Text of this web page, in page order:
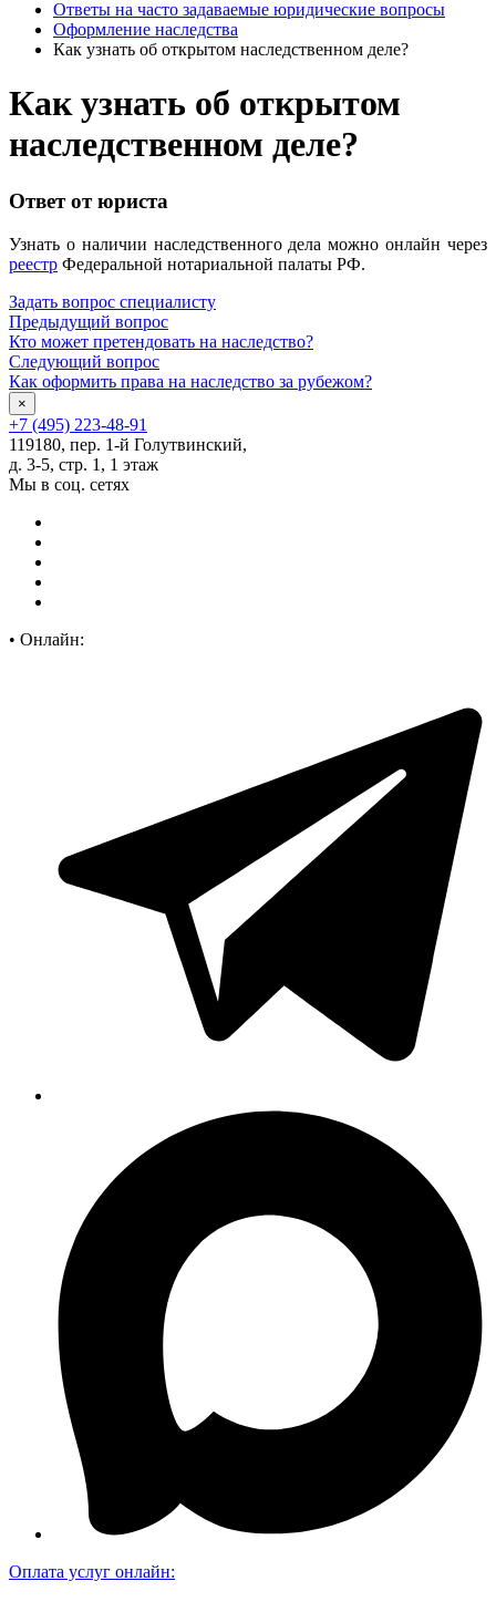
Ответы на часто задаваемые юридические вопросы
Оформление наследства
Как узнать об открытом наследственном деле?
Как узнать об открытом
наследственном деле?
Ответ от юриста
Узнать о наличии наследственного дела можно онлайн через
реестр Федеральной нотариальной палаты РФ.
Задать вопрос специалисту
Предыдущий вопрос
Кто может претендовать на наследство?
Следующий вопрос
Как оформить права на наследство за рубежом?
×
+7 (495) 223-48-91
119180, пер. 1-й Голутвинский,
д. 3-5, стр. 1, 1 этаж
Мы в соц. сетях
• Онлайн:
Оплата услуг онлайн: